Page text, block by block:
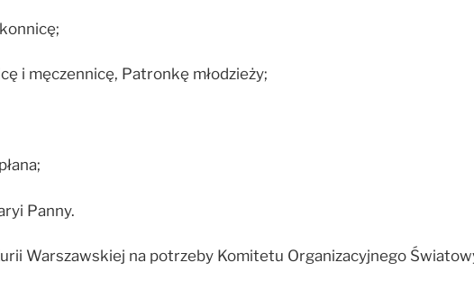
Patronkę młodzieży;
Panny.
na potrzeby Komitetu Organizacyjnego